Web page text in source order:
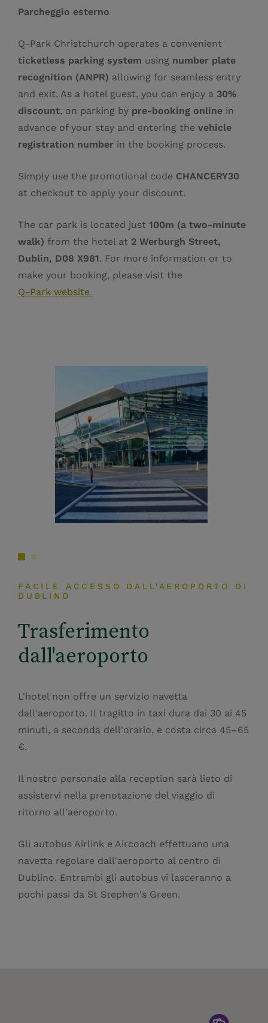
Parcheggio esterno
Q‑Park Christchurch operates a convenient
ticketless parking system using number plate
recognition (ANPR) allowing for seamless entry
and exit. As a hotel guest, you can enjoy a 30%
discount, on parking by pre‑booking online in
advance of your stay and entering the vehicle
registration number in the booking process.
Simply use the promotional code CHANCERY30
at checkout to apply your discount.
The car park is located just 100m (a two‑minute
walk) from the hotel at 2 Werburgh Street,
Dublin, D08 X981. For more information or to
make your booking, please visit the
Q‑Park website
FACILE ACCESSO DALL'AEROPORTO DI
DUBLINO
Trasferimento
dall'aeroporto
L'hotel non offre un servizio navetta
dall'aeroporto. Il tragitto in taxi dura dai 30 ai 45
minuti, a seconda dell'orario, e costa circa 45–65
€.
Il nostro personale alla reception sarà lieto di
assistervi nella prenotazione del viaggio di
ritorno all'aeroporto.
Gli autobus Airlink e Aircoach effettuano una
navetta regolare dall'aeroporto al centro di
Dublino. Entrambi gli autobus vi lasceranno a
pochi passi da St Stephen's Green.